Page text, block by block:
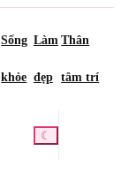
Sống
khỏe
Làm
đẹp
Thân
tâm trí
☾